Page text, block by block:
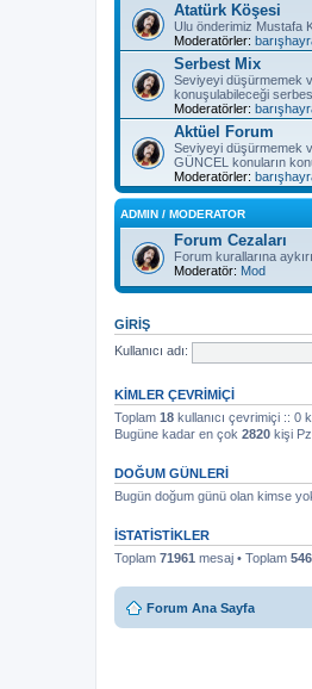
Atatürk Köşesi
Ulu önderimiz Mustafa
Moderatörler:
Serbest Mix
Seviyeyi düşürmemek
konuşulabileceği
Moderatörler:
Aktüel Forum
Seviyeyi düşürmemek
GÜNCEL konuların
Moderatörler:
ADMIN / MODERATOR
Forum Cezaları
Forum kurallarına
Moderatör: Mod
GIRIŞ
Kullanıcı adı:
KIMLER ÇEVRIMIÇI
Toplam 18 kullanıcı çevrimiçi :: 0
Bugüne kadar en çok 2820 kişi
DOĞUM GÜNLERI
Bugün doğum günü olan kimse
İSTATISTIKLER
Toplam 71961 mesaj • Toplam
Forum Ana Sayfa